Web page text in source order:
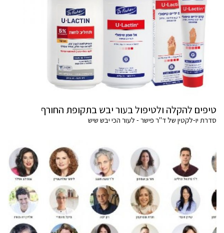
טיפים להקלה ולטיפול בעור יבש בתקופת החורף
סדרת יו-לקטין של ד"ר פישר - לעור הכי יבש שיש